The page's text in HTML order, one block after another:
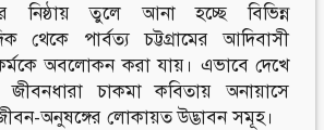
নিষ্ঠায় তুলে আনা হচ্ছে বিভিন্ন
থেকে পার্বত্য চট্টগ্রামের আদিবাসী
অবলোকন করা যায়। এভাবে দেখে
চাকমা কবিতায় অনায়াসে
অনুষঙ্গের লোকায়ত উদ্ভাবন সমূহ।